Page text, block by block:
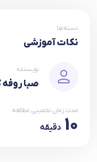
دسته‌ها
نکات آموزشی
نویسنده
صبا
مدت زمان تخمینی مطالعه
10 دقیقه